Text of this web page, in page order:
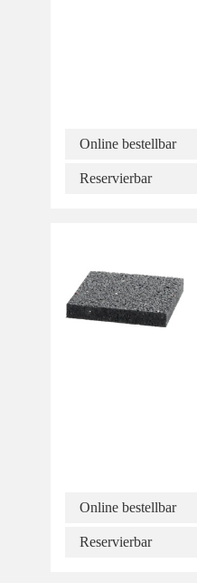
Online bestellbar
Reservierbar
Online bestellbar
Reservierbar